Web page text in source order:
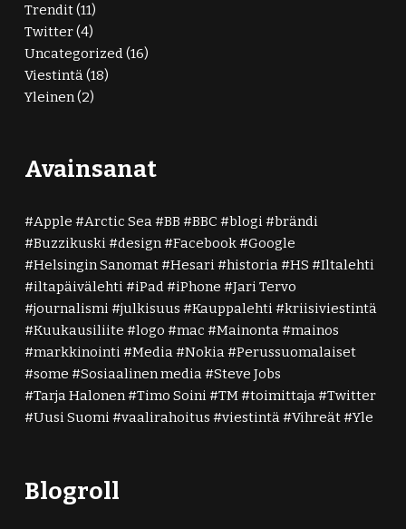
Trendit(11)
Twitter(4)
Uncategorized(16)
Viestintä(18)
Yleinen(2)
Avainsanat
Apple Arctic Sea BB BBC blogi
brändi
Buzzikuski
design Facebook
Google
Helsingin Sanomat
Hesari historia HS
Iltalehti
iltapäivälehti
iPad iPhone
Jari Tervo
journalismi
julkisuus Kauppalehti
kriisiviestintä
Kuukausiliite
logo mac Mainonta
mainos
markkinointi
Media Nokia
Perussuomalaiset
some
Sosiaalinen media
Steve Jobs
Tarja Halonen
Timo Soini TM toimittaja
Twitter
Uusi Suomi
vaalirahoitus viestintä Vihreät Yle
Blogroll